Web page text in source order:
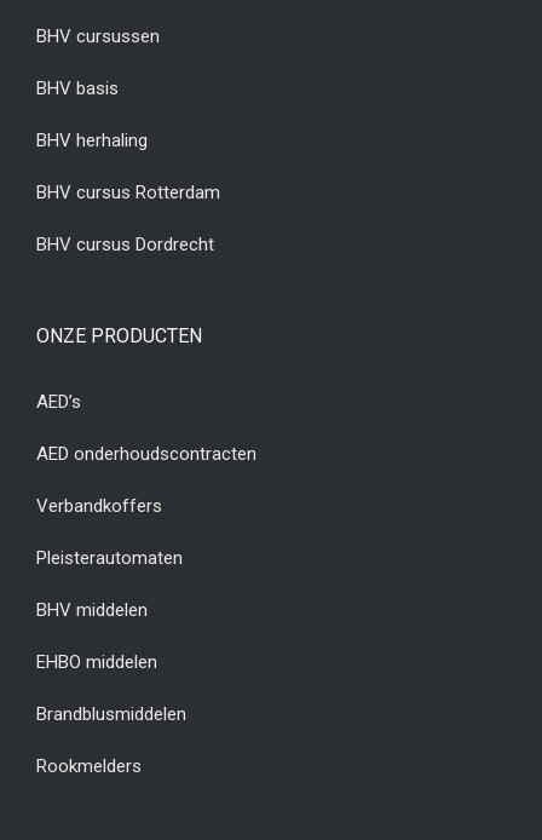
BHV cursussen
BHV basis
BHV herhaling
BHV cursus Rotterdam
BHV cursus Dordrecht
ONZE PRODUCTEN
AED’s
AED onderhoudscontracten
Verbandkoffers
Pleisterautomaten
BHV middelen
EHBO middelen
Brandblusmiddelen
Rookmelders